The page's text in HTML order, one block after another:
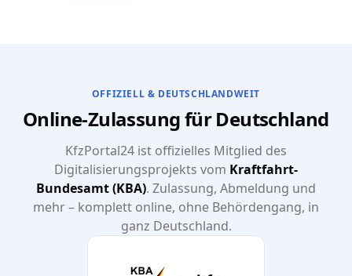
OFFIZIELL & DEUTSCHLANDWEIT
Online-Zulassung für Deutschland
KfzPortal24 ist offizielles Mitglied des
Digitalisierungsprojekts vom Kraftfahrt-
Bundesamt (KBA). Zulassung, Abmeldung und
mehr – komplett online, ohne Behördengang, in
ganz Deutschland.